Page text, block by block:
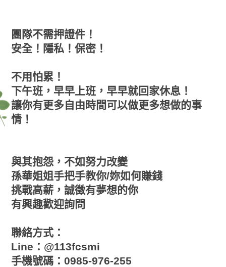
團隊不需押證件！
安全！隱私！保密！
不用怕累！
下午班，早早上班，早早就回家休息！
讓你有更多自由時間可以做更多想做的事
情！
與其抱怨，不如努力改變
孫華姐姐手把手教你/妳如何賺錢
挑戰高薪，誠徵有夢想的你
有興趣歡迎詢問
聯絡方式：
Line：@113fcsmi
手機號碼：0985-976-255